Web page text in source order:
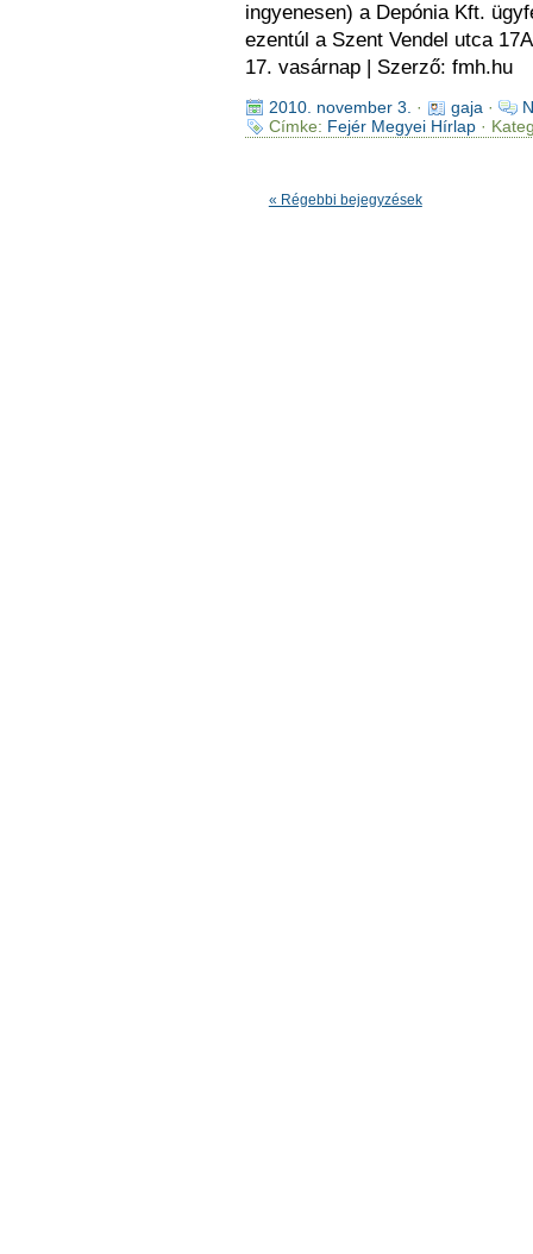
ingyenesen) a Depónia Kft.
ezentúl a Szent Vendel utca
17. vasárnap | Szerző: fmh.hu
2010. november 3. · gaja ·
Címke: Fejér Megyei Hírlap·
« Régebbi bejegyzések